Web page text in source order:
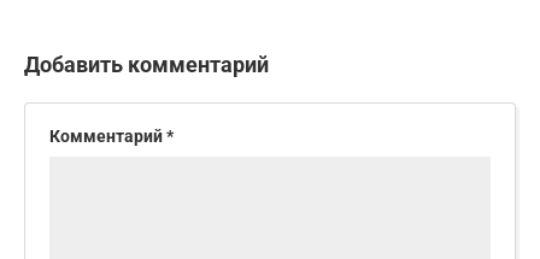
Добавить комментарий
Комментарий*